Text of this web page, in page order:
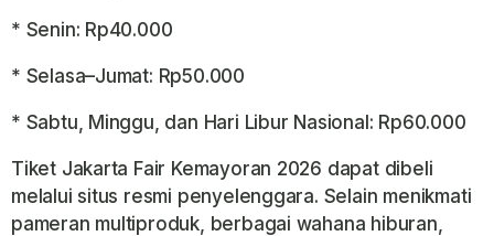
* Senin: Rp40.000
* Selasa–Jumat: Rp50.000
* Sabtu, Minggu, dan Hari Libur Nasional: Rp60.000
Tiket Jakarta Fair Kemayoran 2026 dapat dibeli
melalui situs resmi penyelenggara. Selain menikmati
pameran multiproduk, berbagai wahana hiburan,